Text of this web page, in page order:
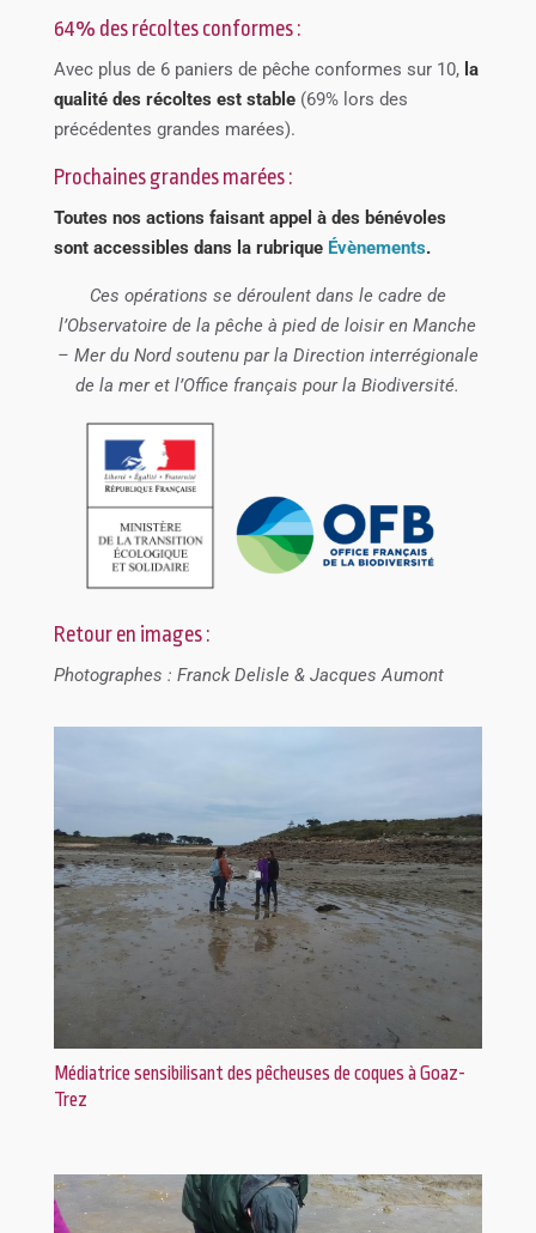
64% des récoltes conformes :
Avec plus de 6 paniers de pêche conformes sur 10,la
qualité des récoltes est stable(69% lors des
précédentes grandes marées).
Prochaines grandes marées :
Toutes nos actions faisant appel à des bénévoles
sont accessibles dans la rubrique Évènements.
Ces opérations se déroulent dans le cadre de
l’Observatoire de la pêche à pied de loisir en Manche
– Mer du Nord soutenu par la Direction interrégionale
de la mer et l’Office français pour la Biodiversité.
Retour en images :
Photographes : Franck Delisle & Jacques Aumont
Médiatrice sensibilisant des pêcheuses de coques à Goaz-
Trez